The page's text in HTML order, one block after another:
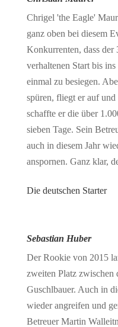
Chrigel 'the Eagle'
ganz oben bei diesem
Konkurrenten, dass der
verhaltenen Start bis
einmal zu besiegen.
spüren, fliegt er auf
schaffte er die über
sieben Tage. Sein
auch in diesem Jahr
anspornen. Ganz klar,
Die deutschen Starter
Sebastian Huber
Der Rookie von 2015
zweiten Platz zwischen
Guschlbauer. Auch in
wieder angreifen und
Betreuer Martin